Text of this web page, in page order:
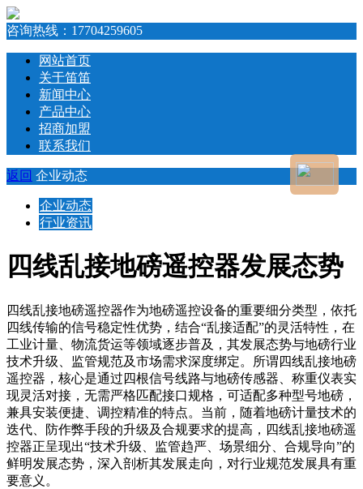
咨询热线： 17704259605
网站首页
关于笛笛
新闻中心
产品中心
招商加盟
联系我们
返回 企业动态
企业动态
行业资讯
四线乱接地磅遥控器发展态势
四线乱接地磅遥控器作为地磅遥控设备的重要细分类型，依托
四线传输的信号稳定性优势，结合“乱接适配”的灵活特性，在
工业计量、物流货运等领域逐步普及，其发展态势与地磅行业
技术升级、监管规范及市场需求深度绑定。所谓四线乱接地磅
遥控器，核心是通过四根信号线路与地磅传感器、称重仪表实
现灵活对接，无需严格匹配接口规格，可适配多种型号地磅，
兼具安装便捷、调控精准的特点。当前，随着地磅计量技术的
迭代、防作弊手段的升级及合规要求的提高，四线乱接地磅遥
控器正呈现出“技术升级、监管趋严、场景细分、合规导向”的
鲜明发展态势，深入剖析其发展走向，对行业规范发展具有重
要意义。